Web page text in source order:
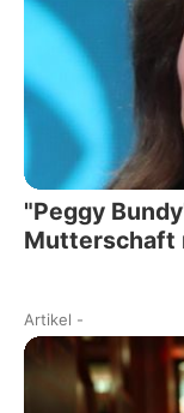
"Peggy
Mutterschaft
Artikel -